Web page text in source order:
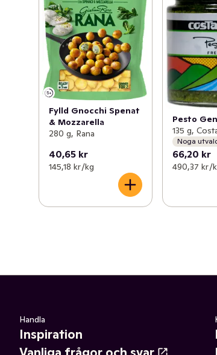
Fylld Gnocchi Spenat
& Mozzarella
280 g, Rana
40,65 kr
145,18 kr /kg
Pesto
135 g,
Noga
66,20 kr
490,37 kr /
Handla
Inspiration